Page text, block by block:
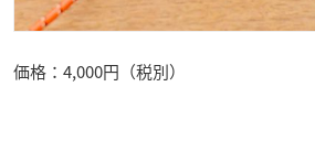
価格：4,000円（税別）